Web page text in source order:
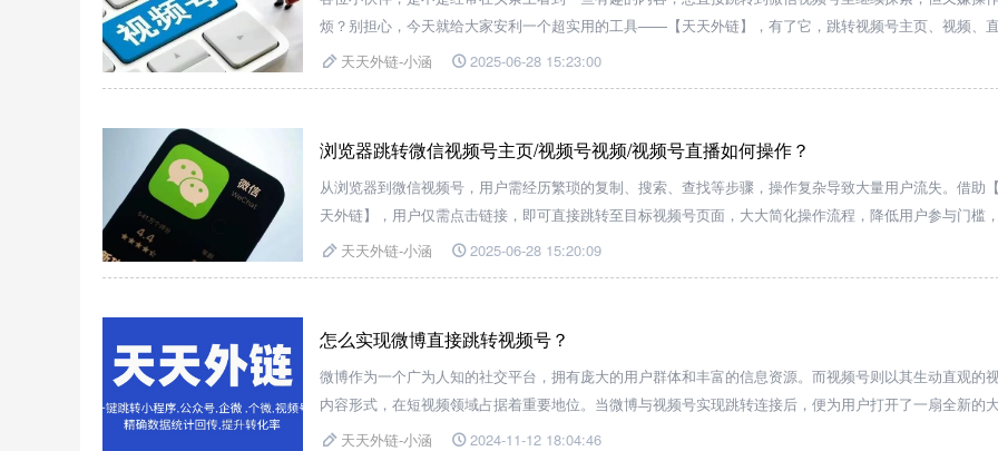
烦？别担心，今天就给大家安利一个超实用的工具——【天天外链】，有了它，跳转视频号主页、视频、
都轻松搞定，简直不要太方便哦！
天天外链-小涵 2025-06-28 15:23:00
浏览器跳转微信视频号主页/视频号视频/视频号直播如何操作？
从浏览器到微信视频号，用户需经历繁琐的复制、搜索、查找等步骤，操作复杂导致大量用户流失。借助
天外链】，用户仅需点击链接，即可直接跳转至目标视频号页面，大大简化操作流程，降低用户参与门槛
效提升从浏览到关注、观看的转化率。
天天外链-小涵 2025-06-28 15:20:09
怎么实现微博直接跳转视频号？
微博作为一个广为人知的社交平台，拥有庞大的用户群体和丰富的信息资源。而视频号则以其生动直观的
内容形式，在短视频领域占据着重要地位。当微博与视频号实现跳转连接后，便为用户打开了一扇全新的大
门。天天外链-小涵 2024-11-12 18:04:46